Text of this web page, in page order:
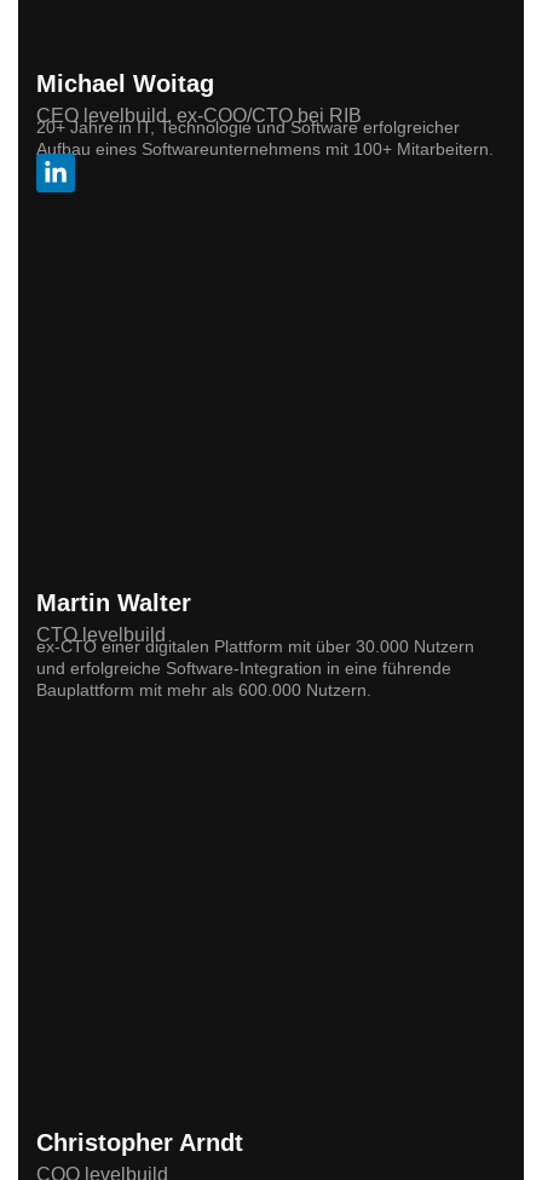
Michael Woitag
CEO levelbuild, ex-COO/CTO bei RIB
20+ Jahre in IT, Technologie und Software erfolgreicher
Aufbau eines Softwareunternehmens mit 100+ Mitarbeitern.
Martin Walter
CTO levelbuild
ex-CTO einer digitalen Plattform mit über 30.000 Nutzern
und erfolgreiche Software-Integration in eine führende
Bauplattform mit mehr als 600.000 Nutzern.
Christopher Arndt
COO levelbuild